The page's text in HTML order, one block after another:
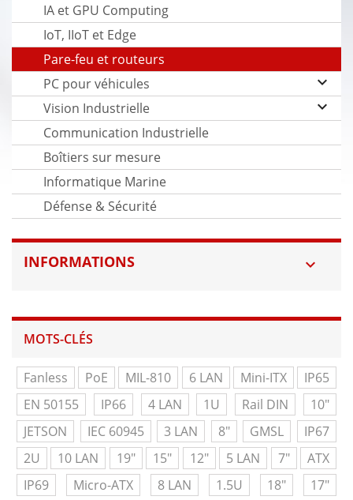
IA et GPU Computing
IoT, IIoT et Edge
Pare-feu et routeurs
PC pour véhicules
keyboard_arrow_down
Vision Industrielle keyboard_arrow_down
Communication Industrielle
Boîtiers sur mesure
Informatique Marine
Défense & Sécurité
INFORMATIONS 
MOTS-CLÉS
Fanless PoE MIL-810 6 LAN Mini-ITX
IP65
EN 50155
IP66 4 LAN 1U Rail DIN
10"
JETSON
IEC 60945 3 LAN 8" GMSL
IP67
2U
10 LAN 19" 15" 12" 5 LAN 7"
ATX
IP69
Micro-ATX 8 LAN 1.5U 18"
17"